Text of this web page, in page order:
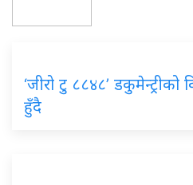
‘जीरो टु ८८४८’ डकुमेन्ट्रीको
हुँदै